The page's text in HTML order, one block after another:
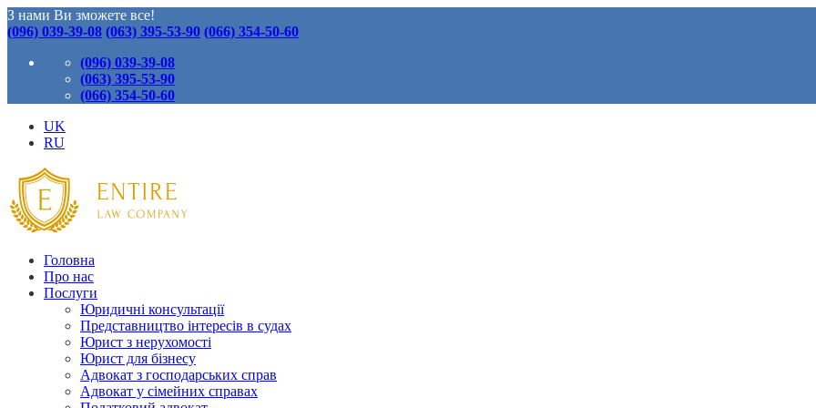
З нами Ви зможете все!
(096) 039-39-08 (063) 395-53-90 (066) 354-50-60
(096) 039-39-08
(063) 395-53-90
(066) 354-50-60
UK
RU
Головна
Про нас
Послуги
Юридичні консультації
Представництво інтересів в судах
Юрист з нерухомості
Юрист для бізнесу
Адвокат з господарських справ
Адвокат у сімейних справах